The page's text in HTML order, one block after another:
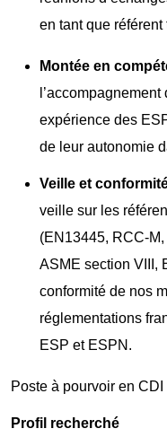
en tant que
Montée en
expérience des
de leur autonomie
Veille et
veille sur les
(EN13445, RCC-
ASME section VIII,
conformité de nos
réglementations
ESP et ESPN.
Poste à pourvoir en CDI
Profil recherché